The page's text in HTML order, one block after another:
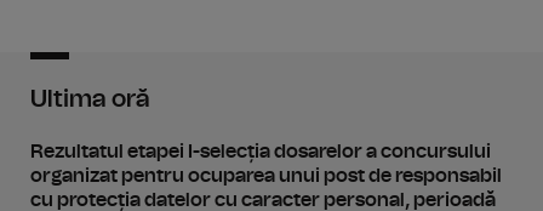
Ultima oră
Rezultatul etapei I-selecția dosarelor a concursului
organizat pentru ocuparea unui post de responsabil
cu protecția datelor cu caracter personal, perioadă